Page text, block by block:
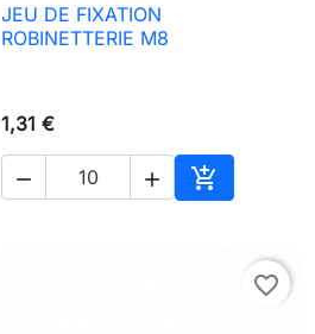
 Aperçu rapide
JEU DE FIXATION
ROBINETTERIE M8
1,31 €
  
Ajouter au
favorite_border